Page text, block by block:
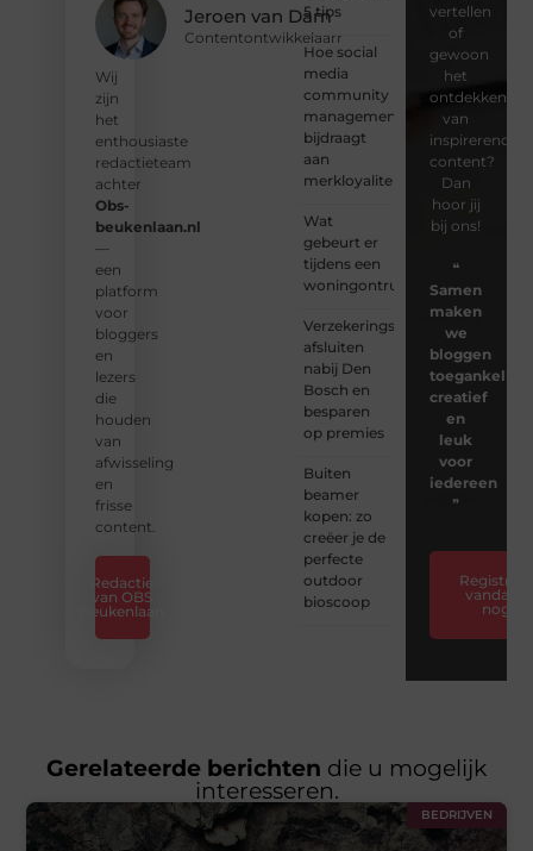
Jeroen van Dam
Contentontwikkelaarr
Wij
zijn
het
enthousiaste
redactieteam
achter
Obs-
beukenlaan.nl
—
een
platform
voor
bloggers
en
lezers
die
houden
van
afwisseling
en
frisse
content.
Redactie
van OBS
Beukenlaan
5 tips
Hoe social
media
community
management
bijdraagt
aan
merkloyaliteit
Wat
gebeurt er
tijdens een
woningontruiming?
Verzekeringspakket
afsluiten
nabij Den
Bosch en
besparen
op premies
Buiten
beamer
kopen: zo
creëer je de
perfecte
outdoor
bioscoop
vertellen
of
gewoon
het
ontdekken
van
inspirerende
content?
Dan
hoor jij
bij ons!
❝
Samen
maken
we
bloggen
toegankelijk,
creatief
en
leuk
voor
iedereen
❞
Registreer
vandaag
nog
Gerelateerde berichten die u mogelijk
interesseren.
BEDRIJVEN